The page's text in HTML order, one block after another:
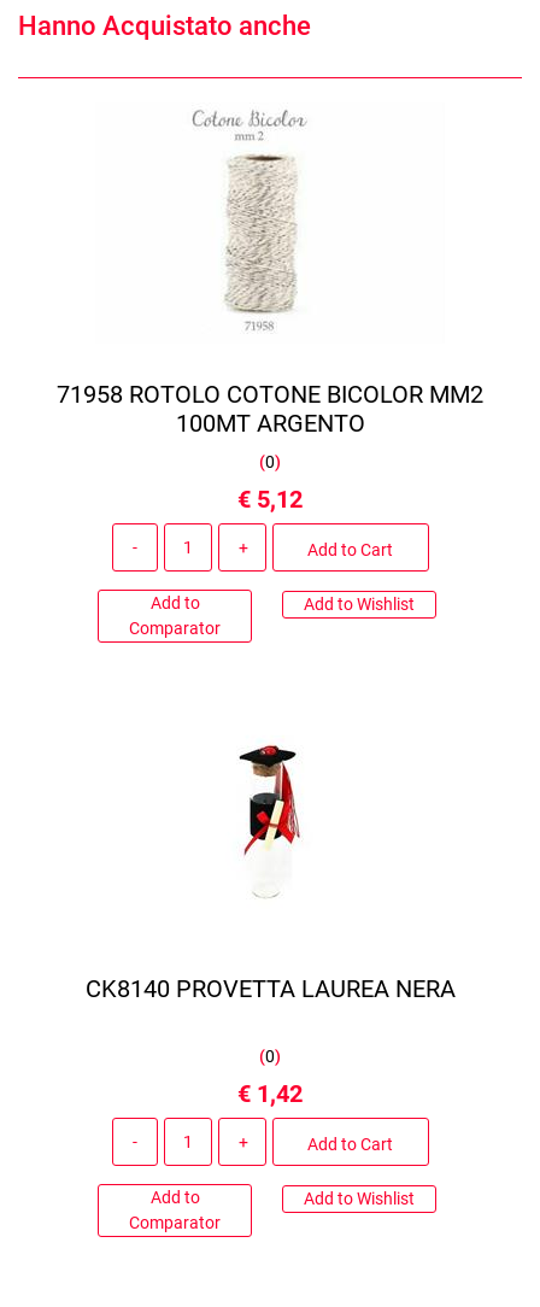
Hanno Acquistato anche
71958 ROTOLO COTONE BICOLOR MM2
100MT ARGENTO
(0)
€ 5,12
Add to Cart
Add to
Comparator
Add to Wishlist
CK8140 PROVETTA LAUREA NERA
(0)
€ 1,42
Add to Cart
Add to
Comparator
Add to Wishlist